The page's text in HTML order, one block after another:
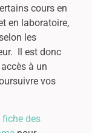
cours en
en laboratoire,
les
Il est donc
à un
vos
fiche des